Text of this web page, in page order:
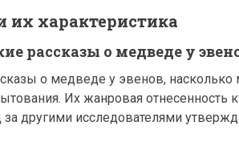
их характеристика
рассказы о медведе у
о медведе у эвенов,
Их жанровая отнесенность
за другими исследователями